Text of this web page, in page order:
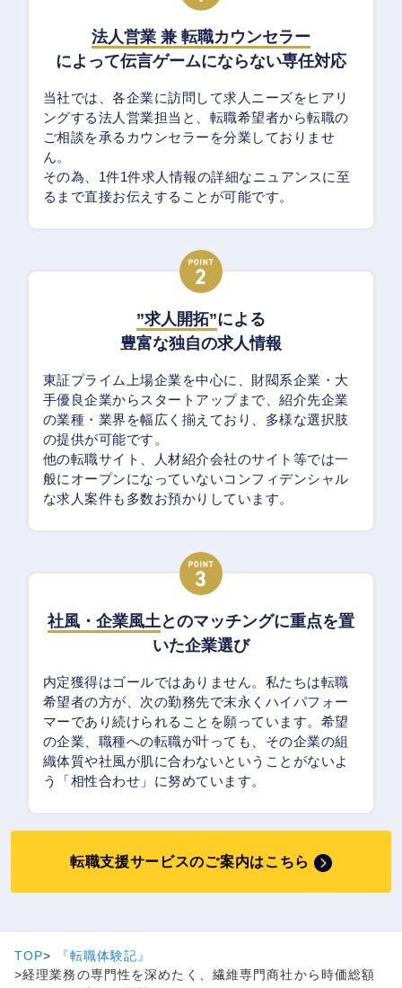
法人営業 兼 転職カウンセラー
によって伝言ゲームにならない専任対応
当社では、各企業に訪問して求人ニーズをヒアリ
ングする法人営業担当と、転職希望者から転職の
ご相談を承るカウンセラーを分業しておりませ
ん。
その為、1件1件求人情報の詳細なニュアンスに至
るまで直接お伝えすることが可能です。
”求人開拓”による
豊富な独自の求人情報
東証プライム上場企業を中心に、財閥系企業・大
手優良企業からスタートアップまで、紹介先企業
の業種・業界を幅広く揃えており、多様な選択肢
の提供が可能です。
他の転職サイト、人材紹介会社のサイト等では一
般にオープンになっていないコンフィデンシャル
な求人案件も多数お預かりしています。
社風・企業風土とのマッチングに重点を置
いた企業選び
内定獲得はゴールではありません。私たちは転職
希望者の方が、次の勤務先で末永くハイパフォー
マーであり続けられることを願っています。希望
の企業、職種への転職が叶っても、その企業の組
織体質や社風が肌に合わないということがないよ
う「相性合わせ」に努めています。
転職支援サービスのご案内はこちら
TOP
『転職体験記』
経理業務の専門性を深めたく、繊維専門商社から時価総額